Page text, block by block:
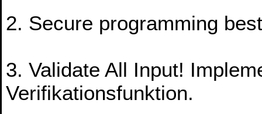
2. Secure programming
3. Validate All Input!
Verifikationsfunktion.